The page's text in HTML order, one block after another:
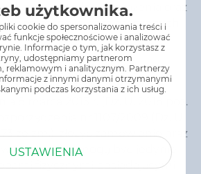
rodzaj zagrożenia oraz
ostrożności zamieszczonych
będących środkami
ustawy o środkach
8 marca 2013 r. (Dz. U. 2018 poz.
nr 1107/2009 (Dz. U.
ze zm.), złożyć zamówienie oraz
sprzedaży mogą być jedynie
fizycznymi posiadającymi
użytkownika.
cookie do spersonalizowania treści i
funkcje społecznościowe i analizować
Informacje o tym, jak korzystasz z
udostępniamy partnerom
reklamowym i analitycznym. Partnerzy
z innymi danymi otrzymanymi
podczas korzystania z ich usług.
USTAWIENIA